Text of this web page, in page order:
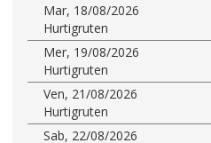
Mar, 18/08/2026
Hurtigruten
Mer, 19/08/2026
Hurtigruten
Ven, 21/08/2026
Hurtigruten
Sab, 22/08/2026